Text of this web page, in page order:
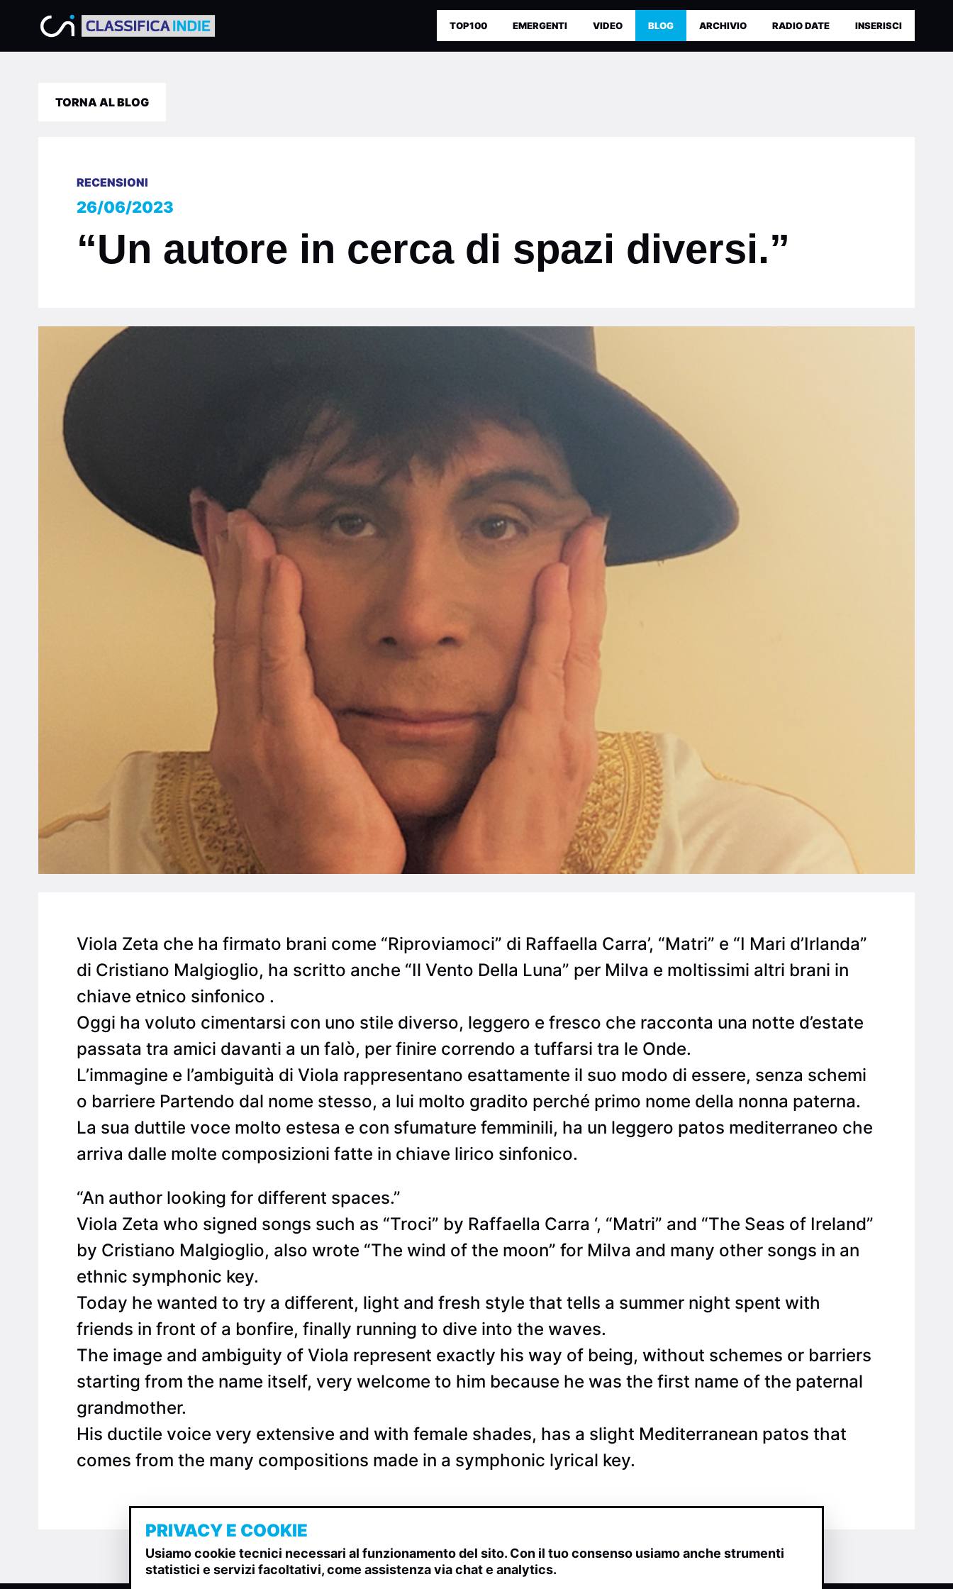
TOP100 EMERGENTI VIDEO BLOG ARCHIVIO RADIO DATE INSERISCI
TORNA AL BLOG
RECENSIONI
26/06/2023
“Un autore in cerca di spazi diversi.”
Viola Zeta che ha firmato brani come “Riproviamoci” di Raffaella Carra’, “Matri” e “I Mari d’Irlanda”
di Cristiano Malgioglio, ha scritto anche “Il Vento Della Luna” per Milva e moltissimi altri brani in
chiave etnico sinfonico .
Oggi ha voluto cimentarsi con uno stile diverso, leggero e fresco che racconta una notte d’estate
passata tra amici davanti a un falò, per finire correndo a tuffarsi tra le Onde.
L’immagine e l’ambiguità di Viola rappresentano esattamente il suo modo di essere, senza schemi
o barriere Partendo dal nome stesso, a lui molto gradito perché primo nome della nonna paterna.
La sua duttile voce molto estesa e con sfumature femminili, ha un leggero patos mediterraneo che
arriva dalle molte composizioni fatte in chiave lirico sinfonico.
“An author looking for different spaces.”
Viola Zeta who signed songs such as “Troci” by Raffaella Carra ‘, “Matri” and “The Seas of Ireland”
by Cristiano Malgioglio, also wrote “The wind of the moon” for Milva and many other songs in an
ethnic symphonic key.
Today he wanted to try a different, light and fresh style that tells a summer night spent with
friends in front of a bonfire, finally running to dive into the waves.
The image and ambiguity of Viola represent exactly his way of being, without schemes or barriers
starting from the name itself, very welcome to him because he was the first name of the paternal
grandmother.
His ductile voice very extensive and with female shades, has a slight Mediterranean patos that
comes from the many compositions made in a symphonic lyrical key.
PRIVACY E COOKIE
Usiamo cookie tecnici necessari al funzionamento del sito. Con il tuo consenso usiamo anche strumenti
statistici e servizi facoltativi, come assistenza via chat e analytics.